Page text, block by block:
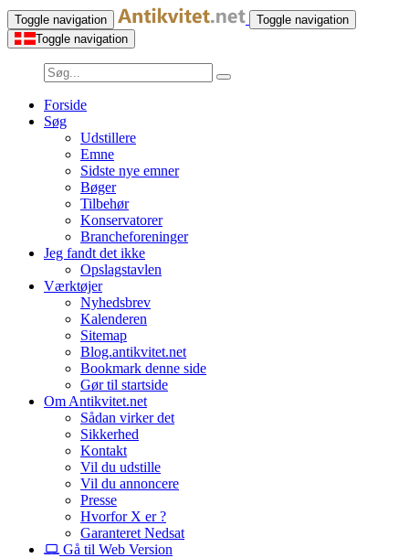
Toggle navigation
Toggle navigation
Toggle navigation
Forside
Søg
Udstillere
Emne
Sidste nye emner
Bøger
Tilbehør
Konservatorer
Brancheforeninger
Jeg fandt det ikke
Opslagstavlen
Værktøjer
Nyhedsbrev
Kalenderen
Sitemap
Blog.antikvitet.net
Bookmark denne side
Gør til startside
Om Antikvitet.net
Sådan virker det
Sikkerhed
Kontakt
Vil du udstille
Vil du annoncere
Presse
Hvorfor X er ?
Garanteret Nedsat
Gå til Web Version